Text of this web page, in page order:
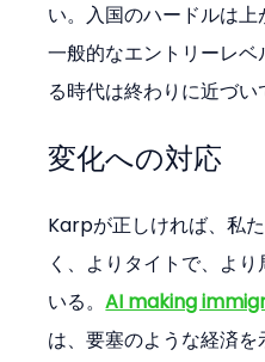
い。入国のハードルは
一般的なエントリーレ
る時代は終わりに近づい
変化への対応
Karpが正しければ、私
く、よりタイトで、よ
いる。AI making
は、要塞のような経済